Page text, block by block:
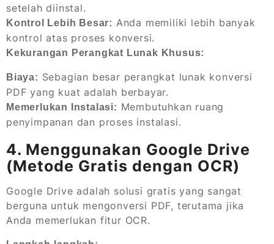
setelah diinstal.
Kontrol Lebih Besar: Anda memiliki lebih banyak
kontrol atas proses konversi.
Kekurangan Perangkat Lunak Khusus:
Biaya: Sebagian besar perangkat lunak konversi
PDF yang kuat adalah berbayar.
Memerlukan Instalasi: Membutuhkan ruang
penyimpanan dan proses instalasi.
4. Menggunakan Google Drive
(Metode Gratis dengan OCR)
Google Drive adalah solusi gratis yang sangat
berguna untuk mengonversi PDF, terutama jika
Anda memerlukan fitur OCR.